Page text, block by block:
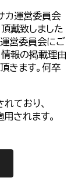
カ運営委員会
戴致しました
営委員会にご
情報の掲載理由
きます。何卒
ており、
用されます。